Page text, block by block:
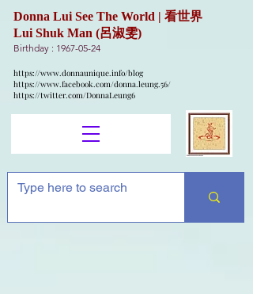
Donna Lui See The World | 看世界
Lui Shuk Man (呂淑雯)
Birthday : 1967-05-24
https://www.donnaunique.info/blog
https://www.facebook.com/donna.leung.56/
https://twitter.com/DonnaLeung6